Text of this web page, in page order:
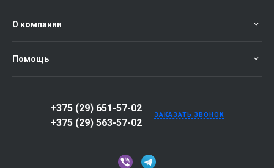
О компании
Помощь
+375 (29) 651-57-02
+375 (29) 563-57-02
ЗАКАЗАТЬ ЗВОНОК